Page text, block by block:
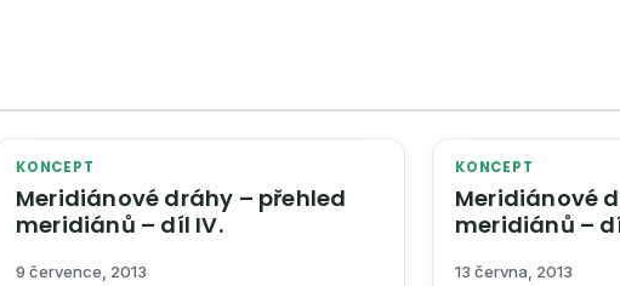
KONCEPT
Meridiánové dráhy – přehled
meridiánů – díl IV.
9 července, 2013
KONCEPT
Meridiánové
meridiánů –
13 června, 2013